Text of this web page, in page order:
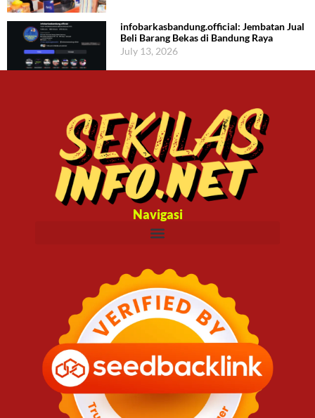
infobarkasbandung.official: Jembatan Jual
Beli Barang Bekas di Bandung Raya
July 13, 2026
Navigasi